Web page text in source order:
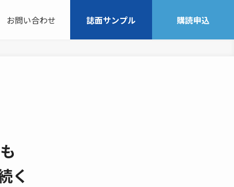
お問い合わせ 誌面サンプル 購読申込
く